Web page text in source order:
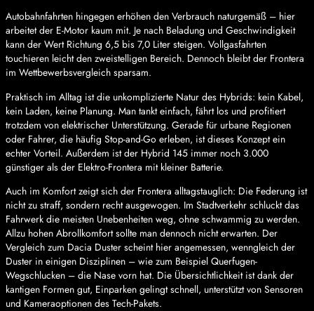
Autobahnfahrten hingegen erhöhen den Verbrauch naturgemäß – hier
arbeitet der E-Motor kaum mit. Je nach Beladung und Geschwindigkeit
kann der Wert Richtung 6,5 bis 7,0 Liter steigen. Vollgasfahrten
touchieren leicht den zweistelligen Bereich. Dennoch bleibt der Frontera
im Wettbewerbsvergleich sparsam.
Praktisch im Alltag ist die unkomplizierte Natur des Hybrids: kein Kabel,
kein Laden, keine Planung. Man tankt einfach, fährt los und profitiert
trotzdem von elektrischer Unterstützung. Gerade für urbane Regionen
oder Fahrer, die häufig Stop-and-Go erleben, ist dieses Konzept ein
echter Vorteil. Außerdem ist der Hybrid 145 immer noch 3.000
günstiger als der Elektro-Frontera mit kleiner Batterie.
Auch im Komfort zeigt sich der Frontera alltagstauglich: Die Federung ist
nicht zu straff, sondern recht ausgewogen. Im Stadtverkehr schluckt das
Fahrwerk die meisten Unebenheiten weg, ohne schwammig zu werden.
Allzu hohen Abrollkomfort sollte man dennoch nicht erwarten. Der
Vergleich zum Dacia Duster scheint hier angemessen, wenngleich der
Duster in einigen Disziplinen – wie zum Beispiel Querfugen-
Wegschlucken – die Nase vorn hat. Die Übersichtlichkeit ist dank der
kantigen Formen gut, Einparken gelingt schnell, unterstützt von Sensoren
und Kameraoptionen des Tech-Pakets.